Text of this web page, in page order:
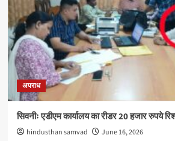
अपराध
सिवनीः एडीएम कार्यालय का रीडर 20 हजार रुपये
hindusthan samvad June 16, 2026